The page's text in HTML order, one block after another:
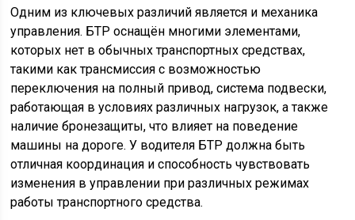
Одним из ключевых различий является и механика
управления. БТР оснащён многими элементами,
которых нет в обычных транспортных средствах,
такими как трансмиссия с возможностью
переключения на полный привод, система подвески,
работающая в условиях различных нагрузок, а также
наличие бронезащиты, что влияет на поведение
машины на дороге. У водителя БТР должна быть
отличная координация и способность чувствовать
изменения в управлении при различных режимах
работы транспортного средства.